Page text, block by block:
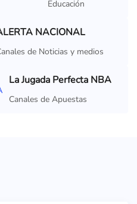
Educación
NACIONAL
de Noticias y medios
La Jugada Perfecta NBA
Canales de Apuestas